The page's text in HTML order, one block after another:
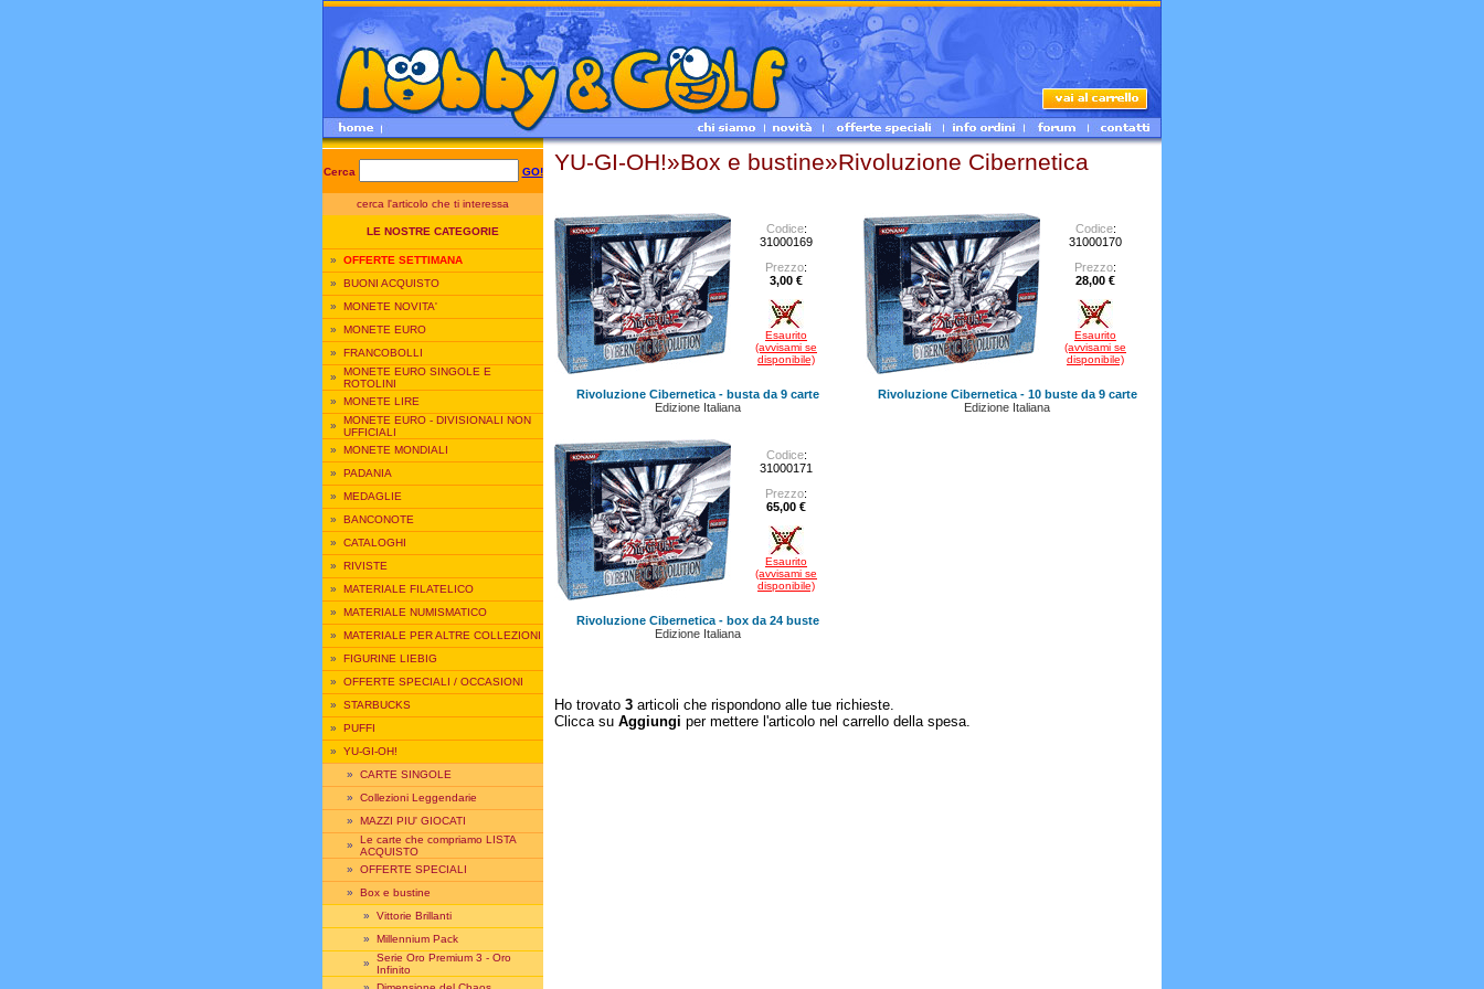
Cerca GO!
cerca l'articolo che ti interessa
LE NOSTRE CATEGORIE
» OFFERTE SETTIMANA
» BUONI ACQUISTO
» MONETE NOVITA'
» MONETE EURO
» FRANCOBOLLI
» MONETE EURO SINGOLE E
ROTOLINI
» MONETE LIRE
» MONETE EURO - DIVISIONALI NON
UFFICIALI
» MONETE MONDIALI
» PADANIA
» MEDAGLIE
» BANCONOTE
» CATALOGHI
» RIVISTE
» MATERIALE FILATELICO
» MATERIALE NUMISMATICO
» MATERIALE PER ALTRE COLLEZIONI
» FIGURINE LIEBIG
» OFFERTE SPECIALI / OCCASIONI
» STARBUCKS
» PUFFI
» YU-GI-OH!
» CARTE SINGOLE
» Collezioni Leggendarie
» MAZZI PIU' GIOCATI
» Le carte che compriamo LISTA
ACQUISTO
» OFFERTE SPECIALI
» Box e bustine
» Vittorie Brillanti
» Millennium Pack
» Serie Oro Premium 3 - Oro
Infinito
YU-GI-OH!»Box e bustine»Rivoluzione Cibernetica
Codice:
31000169
Prezzo:
3,00 €
Esaurito
(avvisami se
disponibile)
Rivoluzione Cibernetica - busta da 9 carte
Edizione Italiana
Codice:
31000170
Prezzo:
28,00 €
Esaurito
(avvisami se
disponibile)
Rivoluzione Cibernetica - 10 buste da 9 carte
Edizione Italiana
Codice:
31000171
Prezzo:
65,00 €
Esaurito
(avvisami se
disponibile)
Rivoluzione Cibernetica - box da 24 buste
Edizione Italiana
Ho trovato 3 articoli che rispondono alle tue richieste.
Clicca su Aggiungi per mettere l'articolo nel carrello della spesa.